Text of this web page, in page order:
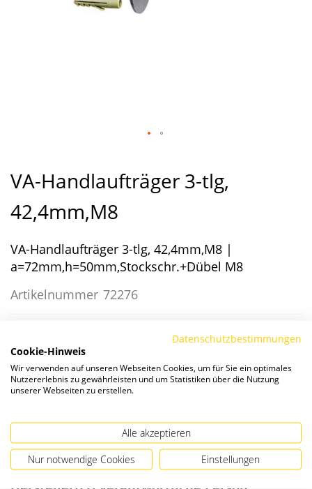
der
Bildergalerie
springen
VA-Handlaufträger 3-tlg,
42,4mm,M8
VA-Handlaufträger 3-tlg, 42,4mm,M8 |
a=72mm,h=50mm,Stockschr.+Dübel M8
Artikelnummer 72276
Die Preise verstehen sich zzgl. ges. MwSt. undVersandkosten.
Verfügbarkeit:
Angaben zur Produktsicherheit
Datenschutzbestimmungen
Cookie-Hinweis
Wir verwenden auf unseren Webseiten Cookies, um für Sie ein optimales
Nutzererlebnis zu gewährleisten und um Statistiken über die Nutzung
unserer Webseiten zu erstellen.
Alle akzeptieren
Nur notwendige Cookies Einstellungen